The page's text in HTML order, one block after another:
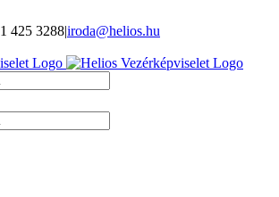
425 3288|iroda@helios.hu